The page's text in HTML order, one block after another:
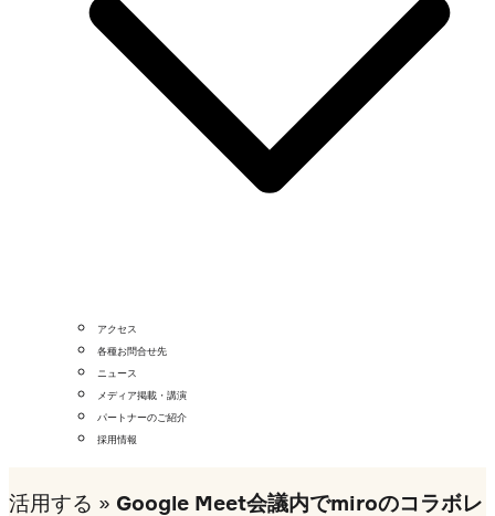
アクセス
各種お問合せ先
ニュース
メディア掲載・講演
パートナーのご紹介
採用情報
活用する » Google Meet会議内でmiroのコラボレ